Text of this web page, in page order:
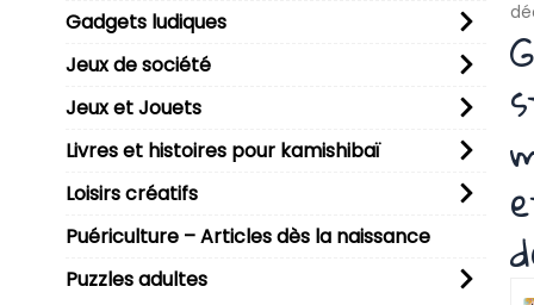
Gadgets ludiques
Jeux de société
Jeux et Jouets
Livres et histoires pour kamishibaï
Loisirs créatifs
Puériculture – Articles dès la naissance
Puzzles adultes